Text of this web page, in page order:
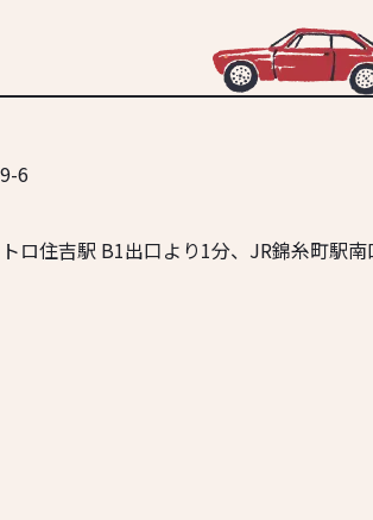
6
ロ住吉駅 B1出口より1分、JR錦糸町駅南